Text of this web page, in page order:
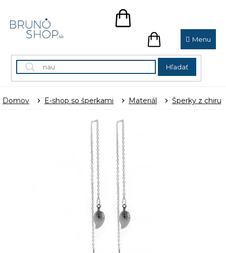
obsah
Hľadať
NÁKUPNÝ
NÁKUPNÝ
KOŠÍK
Domov E-shop so šperkami Materiál Šperky z